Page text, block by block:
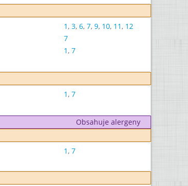
1, 3, 6, 7, 9, 10, 11, 12
7
1, 7
1, 7
Obsahuje alergeny
1, 7